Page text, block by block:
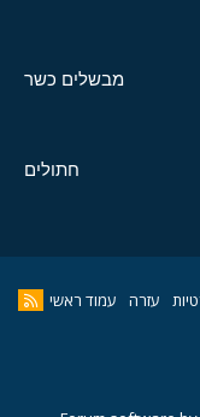
מבשלים כשר
חתולים
עזרה עמוד ראשי